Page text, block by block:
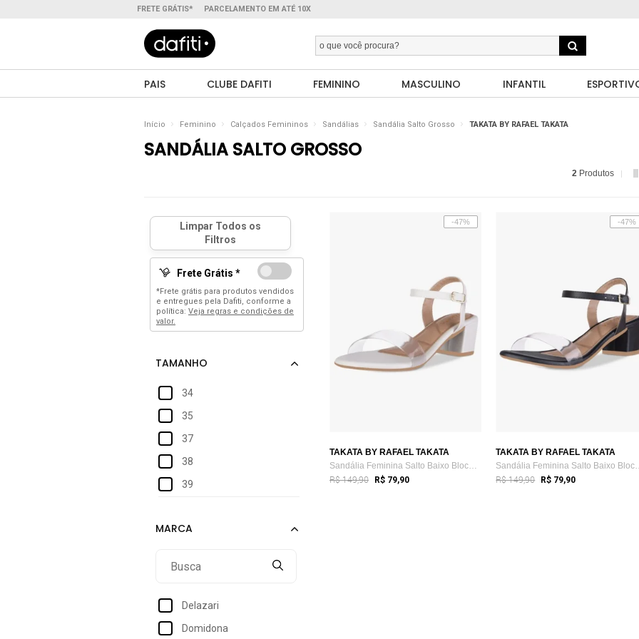
FRETE GRÁTIS* PARCELAMENTO EM ATÉ 10X
PAIS CLUBE DAFITI FEMININO MASCULINO INFANTIL
Início Feminino Calçados Femininos Sandálias Sandália Salto Grosso TAKATA BY RAFAEL TAKATA
SANDÁLIA SALTO GROSSO
2 Produtos
Frete Grátis *
*Frete grátis para produtos vendidos
e entregues pela Dafiti, conforme a
política: Veja regras e condições de
valor.
34
35
37
38
39
Delazari
Domidona
-47%
TAKATA BY RAFAEL TAKATA
Sandália Feminina Salto Baixo Bloco Gros...
R$ 149,90 R$ 79,90
-47%
TAKATA BY RAFAEL TAKATA
Sandália
R$ 149,90 R$ 79,90